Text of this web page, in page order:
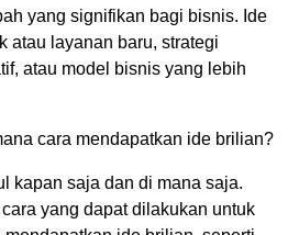
yang signifikan bagi bisnis. Ide
atau layanan baru, strategi
atau model bisnis yang lebih
cara mendapatkan ide brilian?
kapan saja dan di mana saja.
yang dapat dilakukan untuk